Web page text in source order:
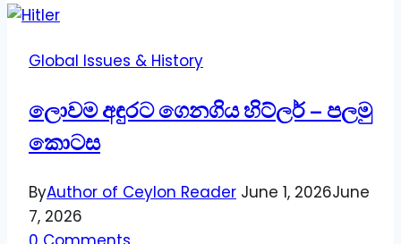
Global Issues & History
ලොවම අඳුරට ගෙනගිය හිට්ලර් – පලමු
කොටස
ByAuthor of Ceylon Reader June 1, 2026June
7, 2026